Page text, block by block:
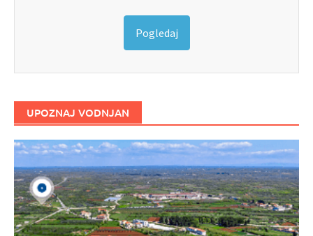
Pogledaj
UPOZNAJ VODNJAN